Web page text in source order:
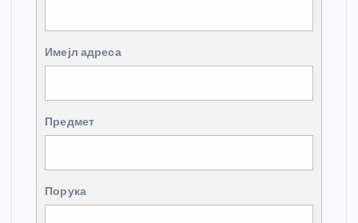
Имејл адреса
Предмет
Порука